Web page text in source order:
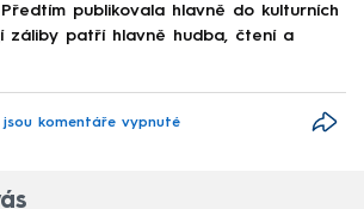
publikovala hlavně do kulturních
záliby patří hlavně hudba, čtení a
komentáře vypnuté